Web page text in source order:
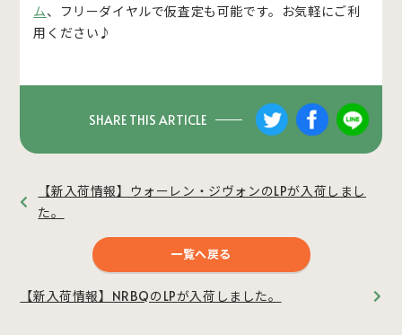
ム、フリーダイヤルで仮査定も可能です。お気軽にご利
用ください♪
SHARE THIS ARTICLE
【新入荷情報】ウォーレン・ジヴォンのLPが入荷しまし
た。
一覧へ戻る
【新入荷情報】NRBQのLPが入荷しました。